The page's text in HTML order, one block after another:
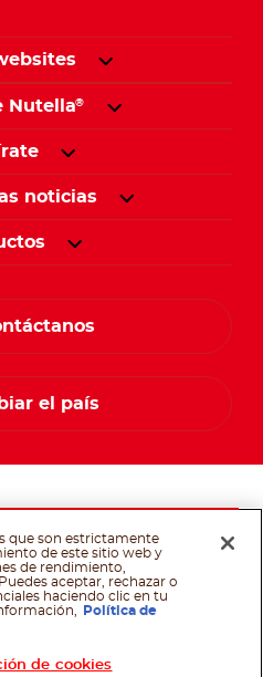
Nutella®
noticias
el país
con nosotros
Siga con
Siga con
que son estrictamente
de este sitio web y
de rendimiento,
aceptar, rechazar o
haciendo clic en tu
Política de
de cookies